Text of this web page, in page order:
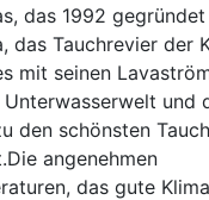
das 1992
das Tauchrevier der
mit seinen
und
den schönsten
angenehmen
das gute